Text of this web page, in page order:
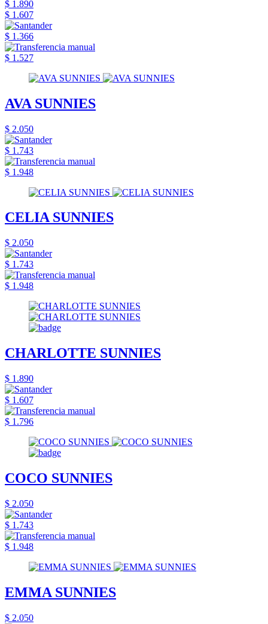
$ 1.890
$ 1.607
$ 1.366
$ 1.527
AVA SUNNIES
$ 2.050
$ 1.743
$ 1.948
CELIA SUNNIES
$ 2.050
$ 1.743
$ 1.948
CHARLOTTE SUNNIES
$ 1.890
$ 1.607
$ 1.796
COCO SUNNIES
$ 2.050
$ 1.743
$ 1.948
EMMA SUNNIES
$ 2.050